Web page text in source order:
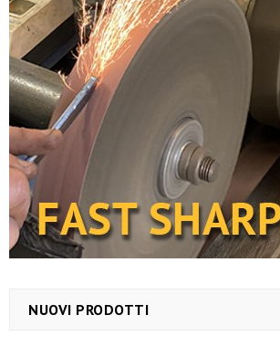
NUOVI PRODOTTI